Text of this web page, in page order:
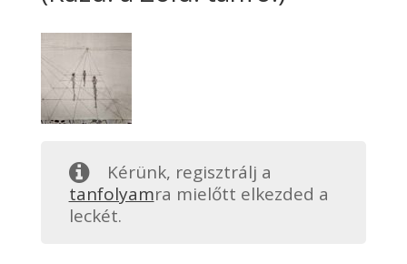
Kérünk, regisztrálj a
tanfolyamra mielőtt elkezded a
leckét.